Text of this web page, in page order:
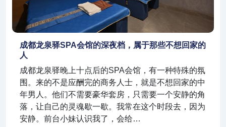
成都龙泉驿SPA会馆的深夜档，属于那些不想回家的
人
成都龙泉驿晚上十点后的SPA会馆，有一种特殊的氛
围。来的不是应酬完的商务人士，就是不想回家的中
年男人。他们不需要豪华套房，只需要一个安静的角
落，让自己的灵魂歇一歇。我常在这个时段去，因为
安静。前台小妹认识我了，会给…